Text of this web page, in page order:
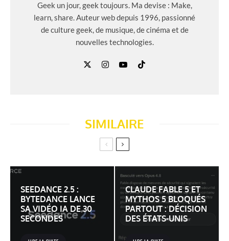
Geek un jour, geek toujours. Ma devise : Make,
learn, share. Auteur web depuis 1996, passionné
de culture geek, de musique, de cinéma et de
nouvelles technologies.
SIMILAIRE
SEEDANCE 2.5 :
BYTEDANCE LANCE
SA VIDÉO IA DE 30
SECONDES
CLAUDE FABLE 5 ET
MYTHOS 5 BLOQUÉS
PARTOUT : DÉCISION
DES ÉTATS-UNIS